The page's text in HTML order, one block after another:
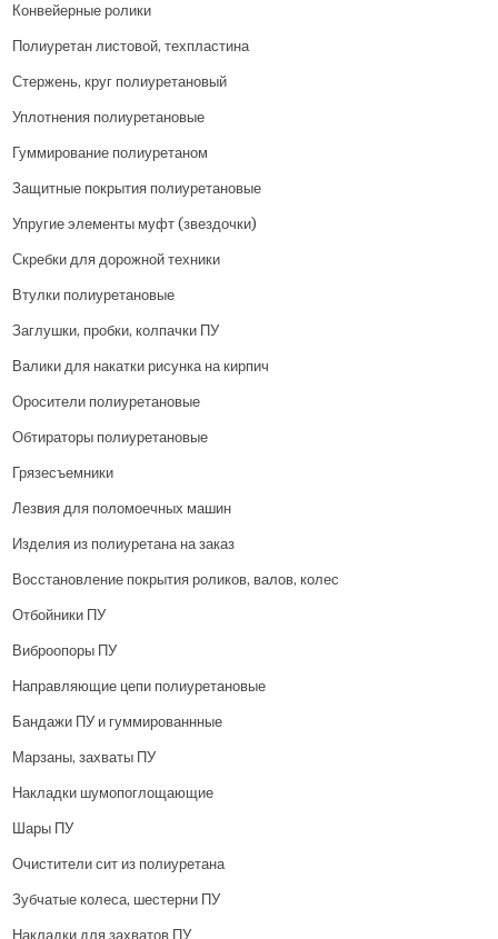
Конвейерные ролики
Полиуретан листовой, техпластина
Стержень, круг полиуретановый
Уплотнения полиуретановые
Гуммирование полиуретаном
Защитные покрытия полиуретановые
Упругие элементы муфт (звездочки)
Скребки для дорожной техники
Втулки полиуретановые
Заглушки, пробки, колпачки ПУ
Валики для накатки рисунка на кирпич
Оросители полиуретановые
Обтираторы полиуретановые
Грязесъемники
Лезвия для поломоечных машин
Изделия из полиуретана на заказ
Восстановление покрытия роликов, валов, колес
Отбойники ПУ
Виброопоры ПУ
Направляющие цепи полиуретановые
Бандажи ПУ и гуммированнные
Марзаны, захваты ПУ
Накладки шумопоглощающие
Шары ПУ
Очистители сит из полиуретана
Зубчатые колеса, шестерни ПУ
Накладки для захватов ПУ